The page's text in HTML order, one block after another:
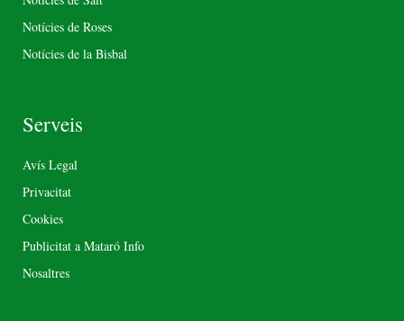
Notícies de Roses
Notícies de la Bisbal
Serveis
Avís Legal
Privacitat
Cookies
Publicitat a Mataró Info
Nosaltres